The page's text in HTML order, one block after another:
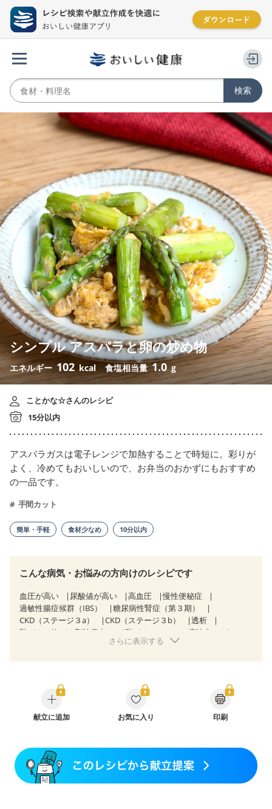
シンプル アスパラと卵の炒め物
エネルギー 102 kcal 食塩相当量1.0 g
ことかな☆さんのレシピ
15分以内
アスパラガスは電子レンジで加熱することで時短に。彩りが
よく、冷めてもおいしいので、お弁当のおかずにもおすすめ
の一品です。
手間カット
簡単・手軽 食材少なめ 10分以内
こんな病気・お悩みの方向けのレシピです
血圧が高い 尿酸値が高い 高血圧
慢性便秘症
過敏性腸症候群（IBS）
糖尿病性腎症（第３期）
CKD（ステージ３a）
CKD（ステージ３b）
透析
乳がん（抗がん剤治療中）
乳がん（ホルモン療法中）
更年期
さらに表示する
献立に追加 お気に入り 印刷